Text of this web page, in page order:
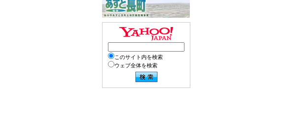
このサイト内を検索
ウェブ全体を検索